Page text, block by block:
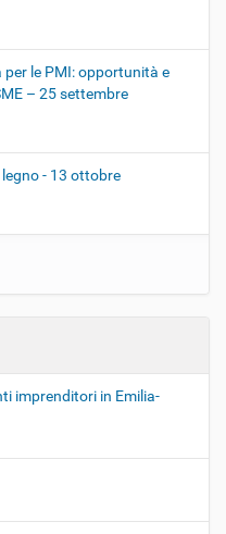
le PMI: opportunità e
– 25 settembre
- 13 ottobre
imprenditori in Emilia-